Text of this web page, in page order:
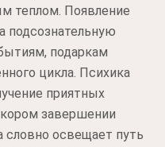
теплом. Появление
подсознательную
подаркам
цикла. Психика
приятных
завершении
словно освещает путь